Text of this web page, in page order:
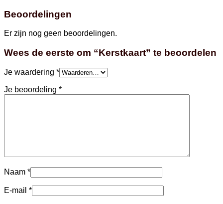
Beoordelingen
Er zijn nog geen beoordelingen.
Wees de eerste om “Kerstkaart” te beoordelen
Je waardering *
Je beoordeling *
Naam *
E-mail *